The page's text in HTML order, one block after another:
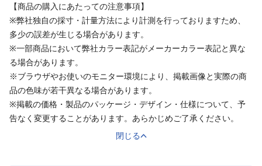
【商品の購入にあたっての注意事項】
※弊社独自の採寸・計量方法により計測を行っておりますため、
多少の誤差が生じる場合があります。
※一部商品において弊社カラー表記がメーカーカラー表記と異な
る場合があります。
※ブラウザやお使いのモニター環境により、掲載画像と実際の商
品の色味が若干異なる場合があります。
※掲載の価格・製品のパッケージ・デザイン・仕様について、予
告なく変更することがあります。あらかじめご了承ください。
閉じる